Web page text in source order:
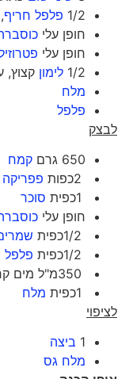
1/2 פלפל חריף,
חופן עליכוסברה
חופן עליפטרוזיליה
1/2 לימוןקצוץ, עם
מלח
פלפל
לבצק
650 גרם
קמח
2כפות
פפריקה
1כפית
סוכר
חופן עליכוסברה
1/2כפית
שמרים
1/2כפית
פלפל
350מ"ל מים קרים
1כפית
מלח
לציפוי
1
ביצה
מלח גס